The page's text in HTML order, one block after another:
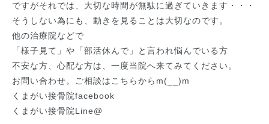
ですがそれでは、大切な時間が無駄に過ぎていきます・・・
そうしない為にも、動きを見ることは大切なのです。
他の治療院などで
「様子見て」や「部活休んで」と言われ悩んでいる方
不安な方、心配な方は、一度当院へ来てみてください。
お問い合わせ。ご相談はこちらからm(__)m
くまがい接骨院facebook
くまがい接骨院Line@